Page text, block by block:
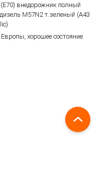
внедорожник полный
M57N2 т.зеленый (A43
Европы, хорошее состояние